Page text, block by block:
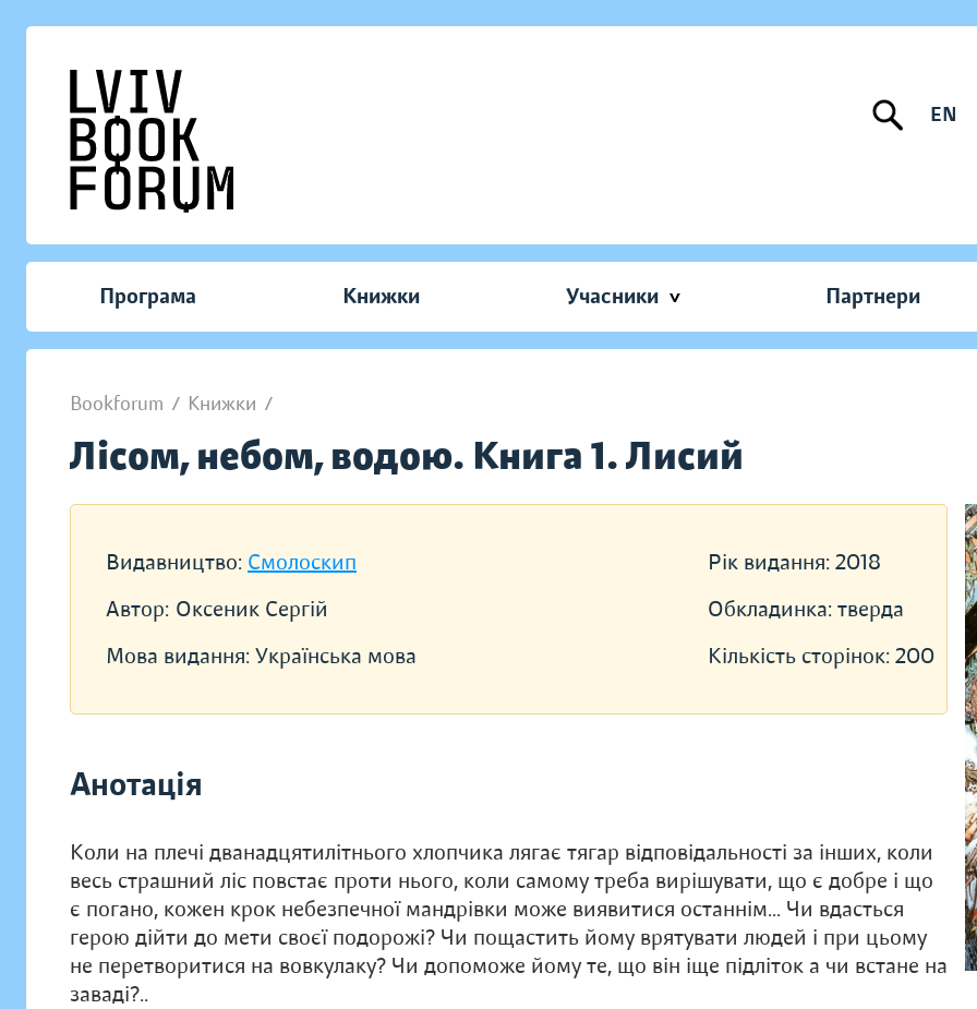
EN
Програма Книжки Учасники Партнери
Bookforum / Книжки /
Лісом, небом, водою. Книга 1. Лисий
Видавництво: Смолоскип
Автор: Оксеник Сергій
Мова видання: Українська мова
Рік видання: 2018
Обкладинка: тверда
Кількість сторінок: 200
Анотація
Коли на плечі дванадцятилітнього хлопчика лягає тягар відповідальності за інших, коли
весь cтрашний ліс повстає проти нього, коли самому треба вирішувати, що є добре і що
є погано, кожен крок небезпечної мандрівки може виявитися останнім… Чи вдасться
герою дійти до мети своєї подорожі? Чи пощастить йому врятувати людей і при цьому
не перетворитися на вовкулаку? Чи допоможе йому те, що він іще підліток а чи встане на
заваді?..